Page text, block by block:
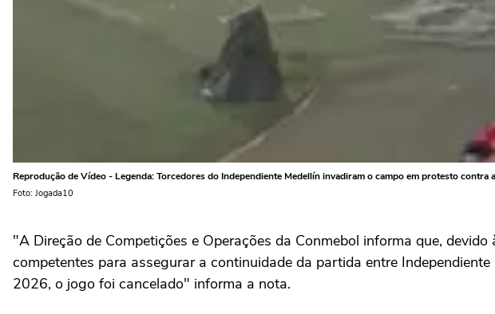
Reprodução de Vídeo - Legenda: Torcedores do Independiente Medellín invadiram o campo em protesto contra
Foto: Jogada10
"A Direção de Competições e Operações da Conmebol informa que,
competentes para assegurar a continuidade da partida entre
2026, o jogo foi cancelado" informa a nota.